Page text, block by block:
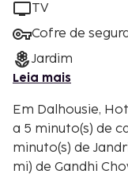
TV
Cofre de
Jardim
Leia mais
Em Dalhousie,
a 5 minuto(s) de
minuto(s) de Jandri Ghat. Este hotel
mi) de Gandhi